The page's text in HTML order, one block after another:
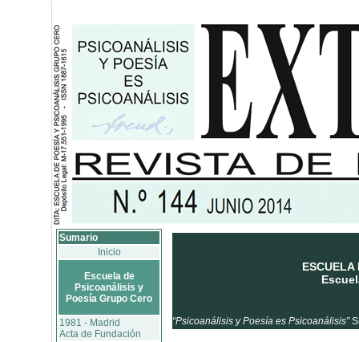
Sumario
Inicio
Escuela de
Psicoanálisis y
Poesía Grupo Cero
1981 - Madrid
Acta de Fundación
ESCUELA
“Psicoanálisis y Poesía es Psicoanálisis”